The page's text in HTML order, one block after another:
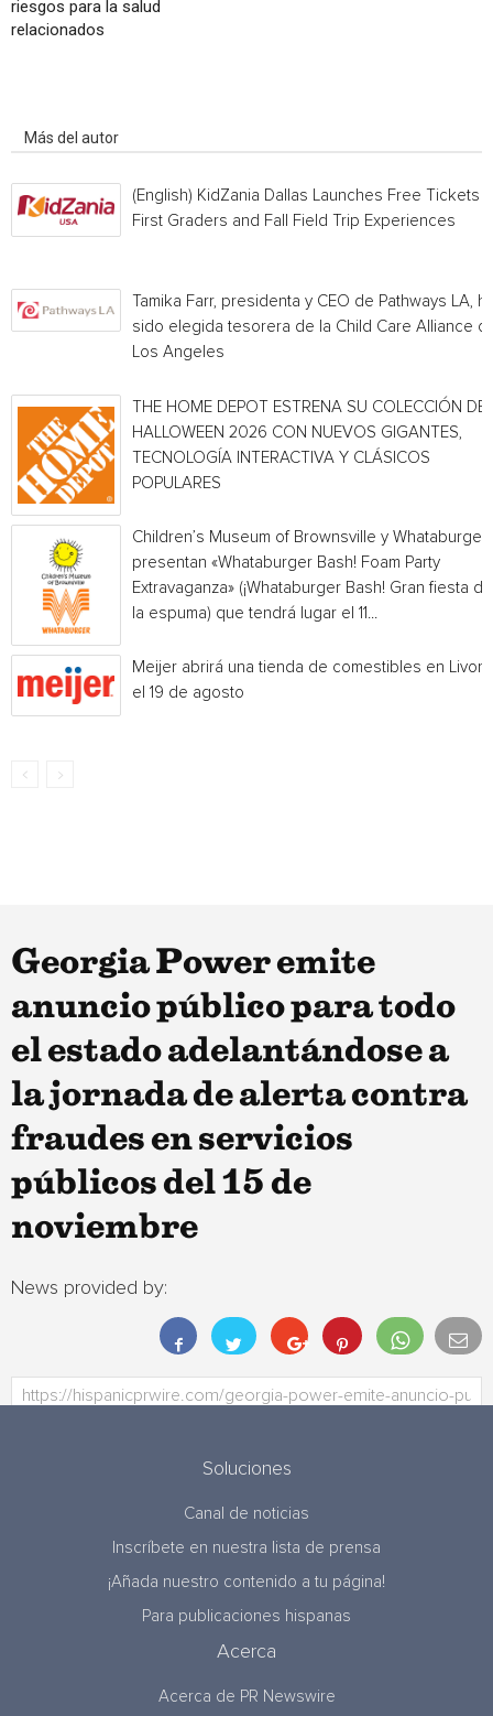
riesgos para la salud
relacionados
Más del autor
(English) KidZania Dallas Launches Free Tickets
First Graders and Fall Field Trip Experiences
Tamika Farr, presidenta y CEO de Pathways LA,
sido elegida tesorera de la Child Care Alliance of
Los Angeles
THE HOME DEPOT ESTRENA SU COLECCIÓN DE
HALLOWEEN 2026 CON NUEVOS GIGANTES,
TECNOLOGÍA INTERACTIVA Y CLÁSICOS
POPULARES
Children’s Museum of Brownsville y Whataburger
presentan «Whataburger Bash! Foam Party
Extravaganza» (¡Whataburger Bash! Gran fiesta de
la espuma) que tendrá lugar el 11...
Meijer abrirá una tienda de comestibles en
el 19 de agosto
Georgia Power emite
anuncio público para todo
el estado adelantándose a
la jornada de alerta contra
fraudes en servicios
públicos del 15 de
noviembre
News provided by:
Soluciones
Canal de noticias
Inscríbete en nuestra lista de prensa
¡Añada nuestro contenido a tu página!
Para publicaciones hispanas
Acerca
Acerca de PR Newswire